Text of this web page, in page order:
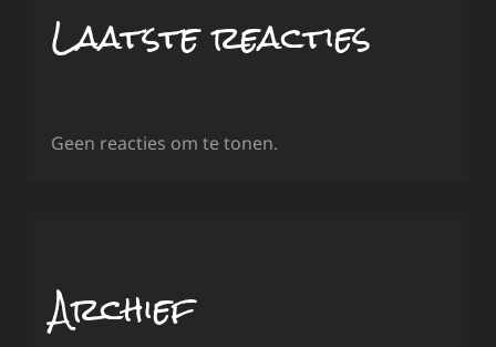
Laatste reacties
Geen reacties om te tonen.
Archief